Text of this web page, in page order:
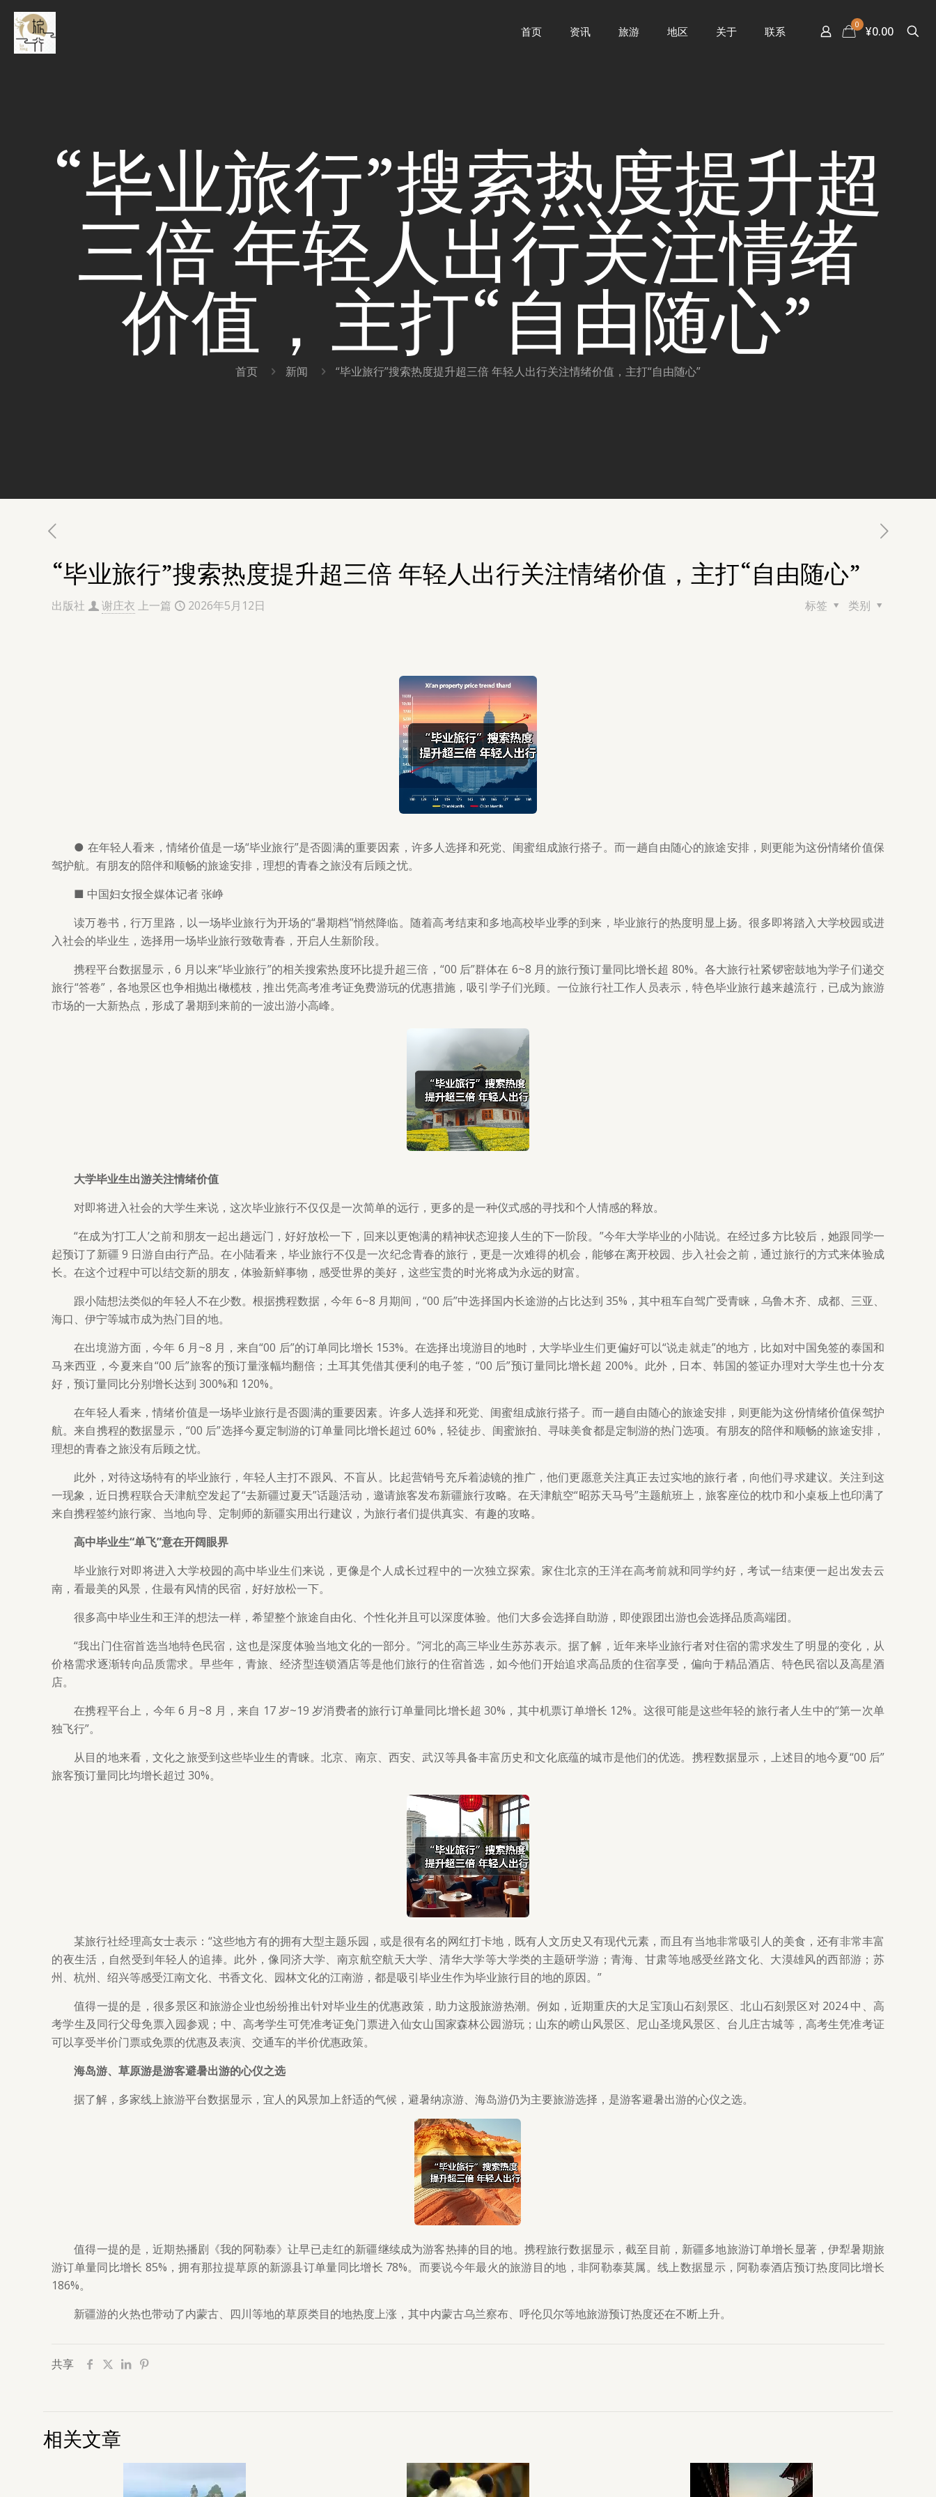
首页 资讯 旅游 地区 关于 联系
0 ¥0.00
“毕业旅行”搜索热度提升超
三倍 年轻人出行关注情绪
价值，主打“自由随心”
首页 新闻 “毕业旅行”搜索热度提升超三倍 年轻人出行关注情绪价值，主打“自由随心”
“毕业旅行”搜索热度提升超三倍 年轻人出行关注情绪价值，主打“自由随心”
出版社 谢庄衣 上一篇 2026年5月12日 类别
标签
● 在年轻人看来，情绪价值是一场“毕业旅行”是否圆满的重要因素，许多人选择和死党、闺蜜组成旅行搭子。而一趟自由随心的旅途安排，则更能为这份情绪价值保
驾护航。有朋友的陪伴和顺畅的旅途安排，理想的青春之旅没有后顾之忧。
■ 中国妇女报全媒体记者 张峥
读万卷书，行万里路，以一场毕业旅行为开场的“暑期档”悄然降临。随着高考结束和多地高校毕业季的到来，毕业旅行的热度明显上扬。很多即将踏入大学校园或进
入社会的毕业生，选择用一场毕业旅行致敬青春，开启人生新阶段。
携程平台数据显示，6 月以来“毕业旅行”的相关搜索热度环比提升超三倍，“00 后”群体在 6~8 月的旅行预订量同比增长超 80%。各大旅行社紧锣密鼓地为学子们递交
旅行“答卷”，各地景区也争相抛出橄榄枝，推出凭高考准考证免费游玩的优惠措施，吸引学子们光顾。一位旅行社工作人员表示，特色毕业旅行越来越流行，已成为旅游
市场的一大新热点，形成了暑期到来前的一波出游小高峰。
大学毕业生出游关注情绪价值
对即将进入社会的大学生来说，这次毕业旅行不仅仅是一次简单的远行，更多的是一种仪式感的寻找和个人情感的释放。
“在成为‘打工人’之前和朋友一起出趟远门，好好放松一下，回来以更饱满的精神状态迎接人生的下一阶段。”今年大学毕业的小陆说。在经过多方比较后，她跟同学一
起预订了新疆 9 日游自由行产品。在小陆看来，毕业旅行不仅是一次纪念青春的旅行，更是一次难得的机会，能够在离开校园、步入社会之前，通过旅行的方式来体验成
长。在这个过程中可以结交新的朋友，体验新鲜事物，感受世界的美好，这些宝贵的时光将成为永远的财富。
跟小陆想法类似的年轻人不在少数。根据携程数据，今年 6~8 月期间，“00 后”中选择国内长途游的占比达到 35%，其中租车自驾广受青睐，乌鲁木齐、成都、三亚、
海口、伊宁等城市成为热门目的地。
在出境游方面，今年 6 月~8 月，来自“00 后”的订单同比增长 153%。在选择出境游目的地时，大学毕业生们更偏好可以“说走就走”的地方，比如对中国免签的泰国和
马来西亚，今夏来自“00 后”旅客的预订量涨幅均翻倍；土耳其凭借其便利的电子签，“00 后”预订量同比增长超 200%。此外，日本、韩国的签证办理对大学生也十分友
好，预订量同比分别增长达到 300%和 120%。
在年轻人看来，情绪价值是一场毕业旅行是否圆满的重要因素。许多人选择和死党、闺蜜组成旅行搭子。而一趟自由随心的旅途安排，则更能为这份情绪价值保驾护
航。来自携程的数据显示，“00 后”选择今夏定制游的订单量同比增长超过 60%，轻徒步、闺蜜旅拍、寻味美食都是定制游的热门选项。有朋友的陪伴和顺畅的旅途安排，
理想的青春之旅没有后顾之忧。
此外，对待这场特有的毕业旅行，年轻人主打不跟风、不盲从。比起营销号充斥着滤镜的推广，他们更愿意关注真正去过实地的旅行者，向他们寻求建议。关注到这
一现象，近日携程联合天津航空发起了“去新疆过夏天”话题活动，邀请旅客发布新疆旅行攻略。在天津航空“昭苏天马号”主题航班上，旅客座位的枕巾和小桌板上也印满了
来自携程签约旅行家、当地向导、定制师的新疆实用出行建议，为旅行者们提供真实、有趣的攻略。
高中毕业生“单飞”意在开阔眼界
毕业旅行对即将进入大学校园的高中毕业生们来说，更像是个人成长过程中的一次独立探索。家住北京的王洋在高考前就和同学约好，考试一结束便一起出发去云
南，看最美的风景，住最有风情的民宿，好好放松一下。
很多高中毕业生和王洋的想法一样，希望整个旅途自由化、个性化并且可以深度体验。他们大多会选择自助游，即使跟团出游也会选择品质高端团。
“我出门住宿首选当地特色民宿，这也是深度体验当地文化的一部分。”河北的高三毕业生苏苏表示。据了解，近年来毕业旅行者对住宿的需求发生了明显的变化，从
价格需求逐渐转向品质需求。早些年，青旅、经济型连锁酒店等是他们旅行的住宿首选，如今他们开始追求高品质的住宿享受，偏向于精品酒店、特色民宿以及高星酒
店。
在携程平台上，今年 6 月~8 月，来自 17 岁~19 岁消费者的旅行订单量同比增长超 30%，其中机票订单增长 12%。这很可能是这些年轻的旅行者人生中的“第一次单
独飞行”。
从目的地来看，文化之旅受到这些毕业生的青睐。北京、南京、西安、武汉等具备丰富历史和文化底蕴的城市是他们的优选。携程数据显示，上述目的地今夏“00 后”
旅客预订量同比均增长超过 30%。
某旅行社经理高女士表示：“这些地方有的拥有大型主题乐园，或是很有名的网红打卡地，既有人文历史又有现代元素，而且有当地非常吸引人的美食，还有非常丰富
的夜生活，自然受到年轻人的追捧。此外，像同济大学、南京航空航天大学、清华大学等大学类的主题研学游；青海、甘肃等地感受丝路文化、大漠雄风的西部游；苏
州、杭州、绍兴等感受江南文化、书香文化、园林文化的江南游，都是吸引毕业生作为毕业旅行目的地的原因。”
值得一提的是，很多景区和旅游企业也纷纷推出针对毕业生的优惠政策，助力这股旅游热潮。例如，近期重庆的大足宝顶山石刻景区、北山石刻景区对 2024 中、高
考学生及同行父母免票入园参观；中、高考学生可凭准考证免门票进入仙女山国家森林公园游玩；山东的崂山风景区、尼山圣境风景区、台儿庄古城等，高考生凭准考证
可以享受半价门票或免票的优惠及表演、交通车的半价优惠政策。
海岛游、草原游是游客避暑出游的心仪之选
据了解，多家线上旅游平台数据显示，宜人的风景加上舒适的气候，避暑纳凉游、海岛游仍为主要旅游选择，是游客避暑出游的心仪之选。
值得一提的是，近期热播剧《我的阿勒泰》让早已走红的新疆继续成为游客热捧的目的地。携程旅行数据显示，截至目前，新疆多地旅游订单增长显著，伊犁暑期旅
游订单量同比增长 85%，拥有那拉提草原的新源县订单量同比增长 78%。而要说今年最火的旅游目的地，非阿勒泰莫属。线上数据显示，阿勒泰酒店预订热度同比增长
186%。
新疆游的火热也带动了内蒙古、四川等地的草原类目的地热度上涨，其中内蒙古乌兰察布、呼伦贝尔等地旅游预订热度还在不断上升。
共享
相关文章